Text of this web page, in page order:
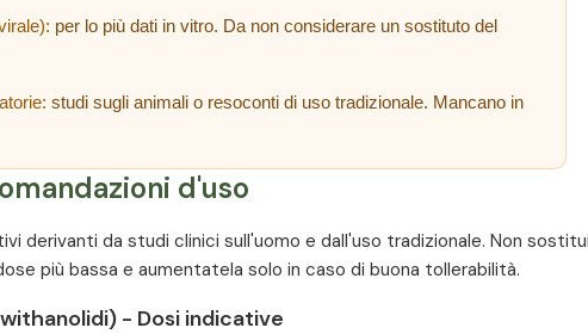
per lo più dati in vitro. Da non considerare un sostituto del
studi sugli animali o resoconti di uso tradizionale. Mancano in
d'uso
derivanti da studi clinici sull'uomo e dall'uso tradizionale. Non
più bassa e aumentatela solo in caso di buona tollerabilità.
- Dosi indicative